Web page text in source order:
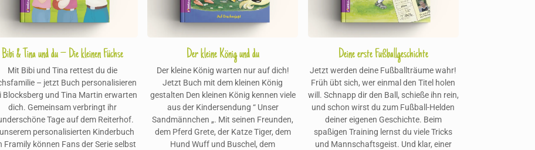
Bibi & Tina und du – Die kleinen Füchse
Mit Bibi und Tina rettest du die
– jetzt Buch personalisieren
Blocksberg und Tina Martin erwarten
dich. Gemeinsam verbringt ihr
Tage auf dem Reiterhof.
personalisierten Kinderbuch
Framily können Fans der Serie selbst
Der kleine König und du
Der kleine König warten nur auf dich!
Jetzt Buch mit dem kleinen König
gestalten Den kleinen König kennen viele
aus der Kindersendung “ Unser
Sandmännchen „. Mit seinen Freunden,
dem Pferd Grete, der Katze Tiger, dem
Hund Wuff und Buschel, dem
Deine erste Fußballgeschichte
Jetzt werden deine Fußballträume wahr!
Früh übt sich, wer einmal den Titel holen
will. Schnapp dir den Ball, schieße ihn rein,
und schon wirst du zum Fußball-Helden
deiner eigenen Geschichte. Beim
spaßigen Training lernst du viele Tricks
und Mannschaftsgeist. Und klar, einer